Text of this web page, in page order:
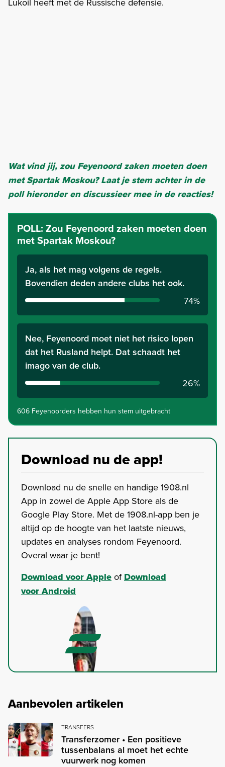
Wat vind jij, zou Feyenoord zaken moeten doen
met Spartak Moskou? Laat je stem achter in de
poll hieronder en discussieer mee in de reacties!
POLL: Zou Feyenoord zaken moeten doen
met Spartak Moskou?
Ja, als het mag volgens de regels.
Bovendien deden andere clubs het ook.
74%
Nee, Feyenoord moet niet het risico lopen
dat het Rusland helpt. Dat schaadt het
imago van de club.
26%
606 Feyenoorders hebben hun stem uitgebracht
Download nu de app!
Download nu de snelle en handige 1908.nl
App in zowel de Apple App Store als de
Google Play Store. Met de 1908.nl-app ben je
altijd op de hoogte van het laatste nieuws,
updates en analyses rondom Feyenoord.
Overal waar je bent!
Download voor Apple of Download
voor Android
Aanbevolen artikelen
TRANSFERS
Transferzomer • Een positieve
tussenbalans al moet het echte
vuurwerk nog komen